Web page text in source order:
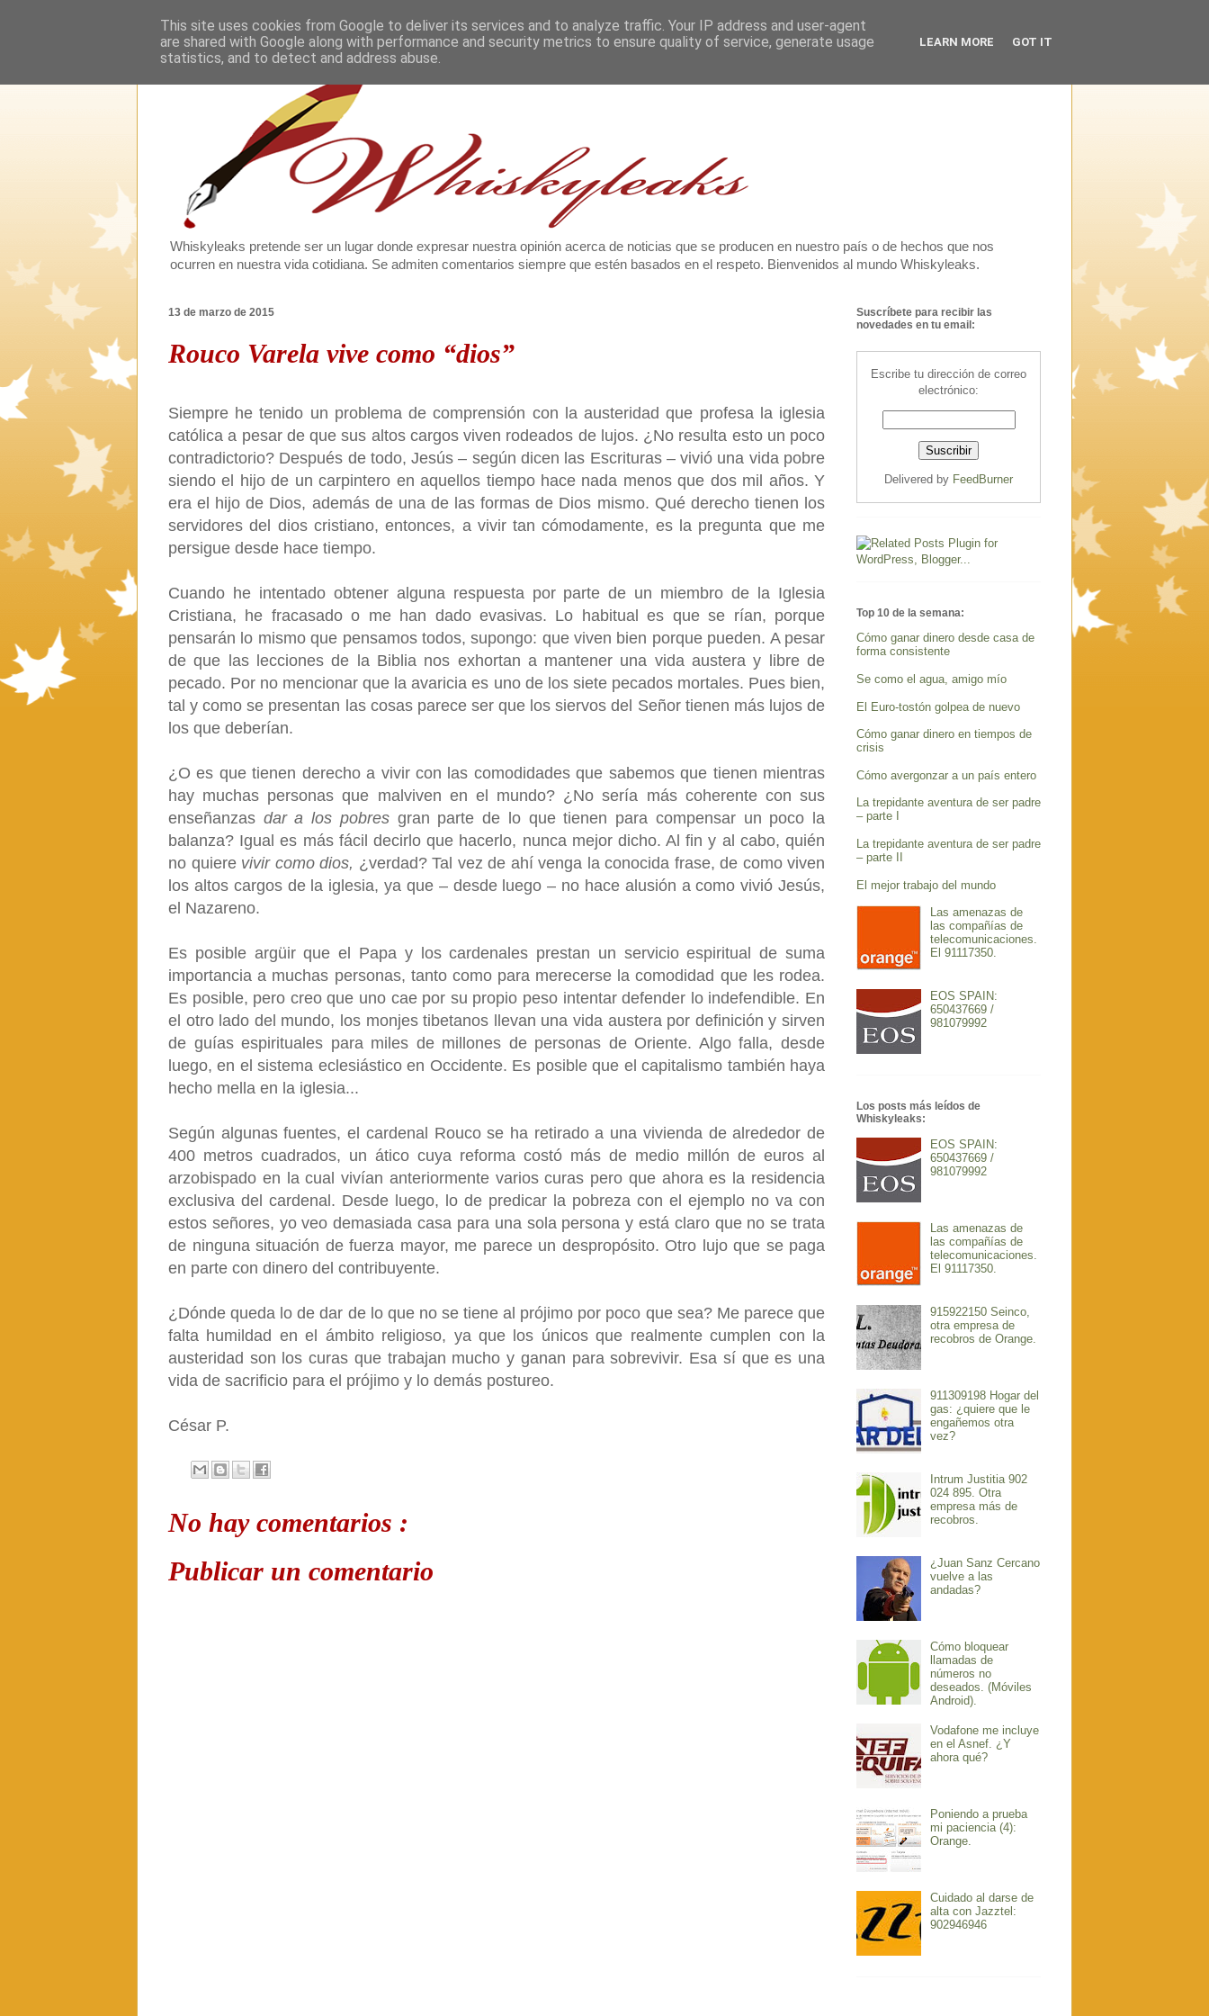
Whiskyleaks pretende ser un lugar donde expresar nuestra opinión acerca de noticias que se producen en nuestro país o de hechos que nos
ocurren en nuestra vida cotidiana. Se admiten comentarios siempre que estén basados en el respeto. Bienvenidos al mundo Whiskyleaks.
13 de marzo de 2015
Rouco Varela vive como “dios”
Siempre he tenido un problema de comprensión con la austeridad que profesa la iglesia
católica a pesar de que sus altos cargos viven rodeados de lujos. ¿No resulta esto un poco
contradictorio? Después de todo, Jesús – según dicen las Escrituras – vivió una vida pobre
siendo el hijo de un carpintero en aquellos tiempo hace nada menos que dos mil años. Y
era el hijo de Dios, además de una de las formas de Dios mismo. Qué derecho tienen los
servidores del dios cristiano, entonces, a vivir tan cómodamente, es la pregunta que me
persigue desde hace tiempo.
Cuando he intentado obtener alguna respuesta por parte de un miembro de la Iglesia
Cristiana, he fracasado o me han dado evasivas. Lo habitual es que se rían, porque
pensarán lo mismo que pensamos todos, supongo: que viven bien porque pueden. A pesar
de que las lecciones de la Biblia nos exhortan a mantener una vida austera y libre de
pecado. Por no mencionar que la avaricia es uno de los siete pecados mortales. Pues bien,
tal y como se presentan las cosas parece ser que los siervos del Señor tienen más lujos de
los que deberían.
¿O es que tienen derecho a vivir con las comodidades que sabemos que tienen mientras
hay muchas personas que malviven en el mundo? ¿No sería más coherente con sus
enseñanzas dar a los pobresgran parte de lo que tienen para compensar un poco la
balanza? Igual es más fácil decirlo que hacerlo, nunca mejor dicho. Al fin y al cabo, quién
no quiere vivir como dios, ¿verdad? Tal vez de ahí venga la conocida frase, de como viven
los altos cargos de la iglesia, ya que – desde luego – no hace alusión a como vivió Jesús,
el Nazareno.
Es posible argüir que el Papa y los cardenales prestan un servicio espiritual de suma
importancia a muchas personas, tanto como para merecerse la comodidad que les rodea.
Es posible, pero creo que uno cae por su propio peso intentar defender lo indefendible. En
el otro lado del mundo, los monjes tibetanos llevan una vida austera por definición y sirven
de guías espirituales para miles de millones de personas de Oriente. Algo falla, desde
luego, en el sistema eclesiástico en Occidente. Es posible que el capitalismo también haya
hecho mella en la iglesia...
Según algunas fuentes, el cardenal Rouco se ha retirado a una vivienda de alrededor de
400 metros cuadrados, un ático cuya reforma costó más de medio millón de euros al
arzobispado en la cual vivían anteriormente varios curas pero que ahora es la residencia
exclusiva del cardenal. Desde luego, lo de predicar la pobreza con el ejemplo no va con
estos señores, yo veo demasiada casa para una sola persona y está claro que no se trata
de ninguna situación de fuerza mayor, me parece un despropósito. Otro lujo que se paga
en parte con dinero del contribuyente.
¿Dónde queda lo de dar de lo que no se tiene al prójimo por poco que sea? Me parece que
falta humildad en el ámbito religioso, ya que los únicos que realmente cumplen con la
austeridad son los curas que trabajan mucho y ganan para sobrevivir. Esa sí que es una
vida de sacrificio para el prójimo y lo demás postureo.
César P.
No hay comentarios :
Publicar un comentario
Suscríbete para recibir las
novedades en tu email:
Escribe tu dirección de correo
electrónico:
Delivered by FeedBurner
Top 10 de la semana:
Cómo ganar dinero desde casa de
forma consistente
Se como el agua, amigo mío
El Euro-tostón golpea de nuevo
Cómo ganar dinero en tiempos de
crisis
Cómo avergonzar a un país entero
La trepidante aventura de ser padre
– parte I
La trepidante aventura de ser padre
– parte II
El mejor trabajo del mundo
Las amenazas de
las compañías de
telecomunicaciones.
El 91117350.
EOS SPAIN:
650437669 /
981079992
Los posts más leídos de
Whiskyleaks:
EOS SPAIN:
650437669 /
981079992
Las amenazas de
las compañías de
telecomunicaciones.
El 91117350.
915922150 Seinco,
otra empresa de
recobros de Orange.
911309198 Hogar del
gas: ¿quiere que le
engañemos otra
vez?
Intrum Justitia 902
024 895. Otra
empresa más de
recobros.
¿Juan Sanz Cercano
vuelve a las
andadas?
Cómo bloquear
llamadas de
números no
deseados. (Móviles
Android).
Vodafone me incluye
en el Asnef. ¿Y
ahora qué?
Poniendo a prueba
mi paciencia (4):
Orange.
Cuidado al darse de
alta con Jazztel:
902946946
This site uses cookies from Google to deliver its services and to analyze traffic. Your IP address and user-agent
are shared with Google along with performance and security metrics to ensure quality of service, generate usage
statistics, and to detect and address abuse.
LEARN MORE GOT IT